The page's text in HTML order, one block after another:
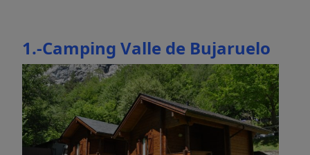
1.-Camping Valle de Bujaruelo